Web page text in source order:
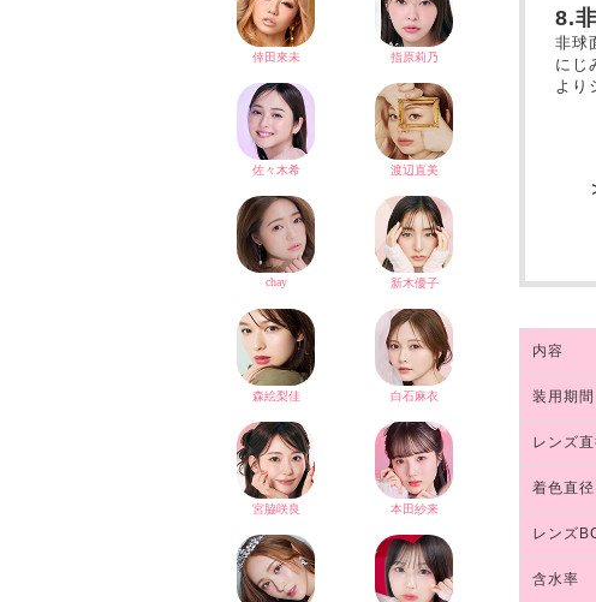
8.
非球
にじ
より
内容
装用期間
レンズ
着色直径
レンズ
含水率